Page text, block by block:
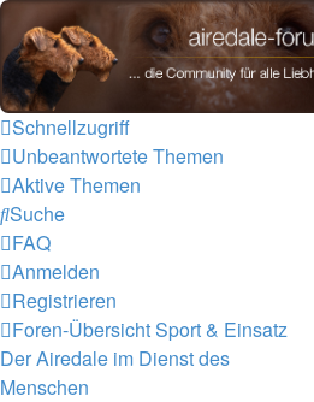
airedale-
Zum Inhalt
Schnellzugriff
Unbeantwortete Themen
Aktive Themen
Suche
FAQ
Anmelden
Registrieren
Foren-ÜbersichtSport & Einsatz
Der Airedale im Dienst des
Menschen